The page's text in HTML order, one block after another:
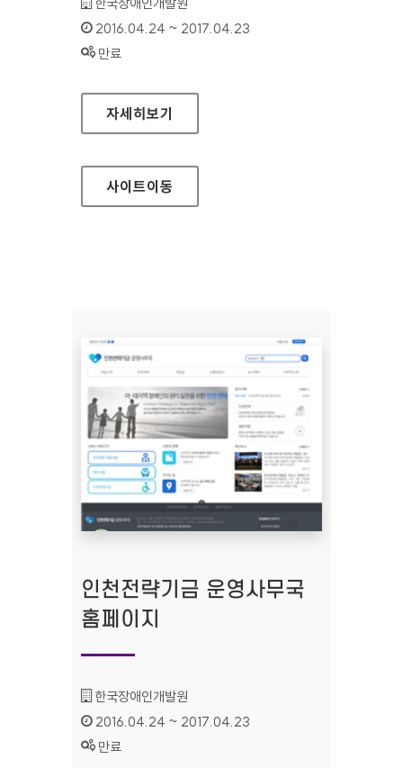
인증기간 :
2016.04.24 ~ 2017.04.23
상태 :
만료
인천전략기금 운영사무국 영문 홈페이지
자세히보기
사이트이동
인천전략기금 운영사무국
홈페이지
기관명 :
한국장애인개발원
인증기간 :
2016.04.24 ~ 2017.04.23
상태 :
만료